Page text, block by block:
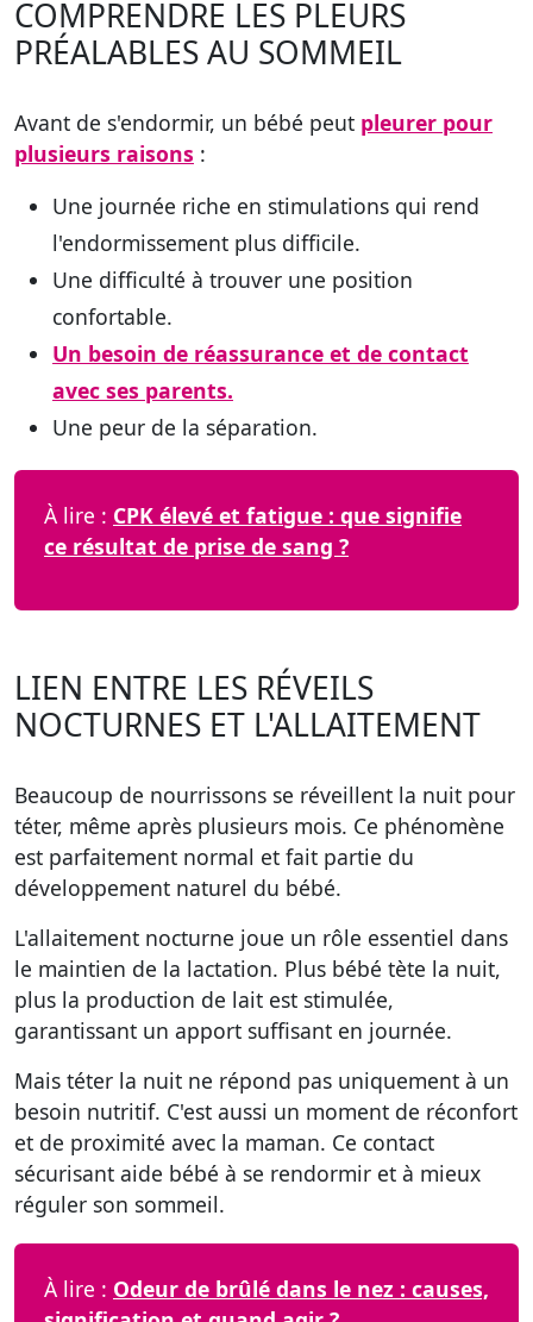
COMPRENDRE LES PLEURS
PRÉALABLES AU SOMMEIL
Avant de s'endormir, un bébé peut pleurer pour
plusieurs raisons :
Une journée riche en stimulations qui rend
l'endormissement plus difficile.
Une difficulté à trouver une position
confortable.
Un besoin de réassurance et de contact
avec ses parents.
Une peur de la séparation.
À lire : CPK élevé et fatigue : que signifie
ce résultat de prise de sang ?
LIEN ENTRE LES RÉVEILS
NOCTURNES ET L'ALLAITEMENT
Beaucoup de nourrissons se réveillent la nuit pour
téter, même après plusieurs mois. Ce phénomène
est parfaitement normal et fait partie du
développement naturel du bébé.
L'allaitement nocturne joue un rôle essentiel dans
le maintien de la lactation. Plus bébé tète la nuit,
plus la production de lait est stimulée,
garantissant un apport suffisant en journée.
Mais téter la nuit ne répond pas uniquement à un
besoin nutritif. C'est aussi un moment de réconfort
et de proximité avec la maman. Ce contact
sécurisant aide bébé à se rendormir et à mieux
réguler son sommeil.
À lire : Odeur de brûlé dans le nez : causes,